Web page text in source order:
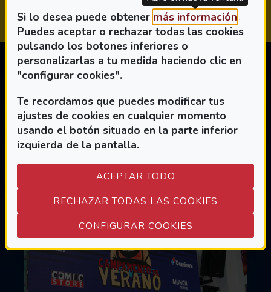
Si lo desea puede obtener más información(Abre
.
Puedes aceptar o rechazar todas las cookies
pulsando los botones inferiores o
personalizarlas a tu medida haciendo clic en
"configurar cookies".
Te recordamos que puedes modificar tus
ajustes de cookies en cualquier momento
usando el botón situado en la parte inferior
izquierda de la pantalla.
ACEPTAR TODO
RECHAZAR TODAS LAS COOKIES
CONFIGURAR COOKIES
TAMBIÉN TE
PUEDE
INTERESAR